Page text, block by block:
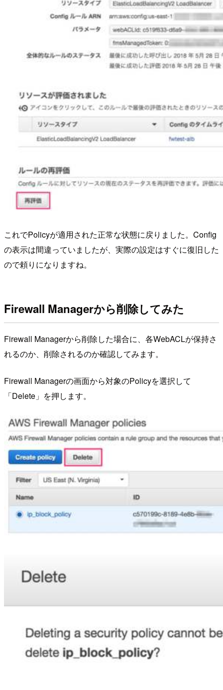
これでPolicyが適用された正常な状態に戻りました。Config
の表示は間違っていましたが、実際の設定はすぐに復旧した
ので頼りになりますね。
Firewall Managerから削除してみた
Firewall Managerから削除した場合に、各WebACLが保持さ
れるのか、削除されるのか確認してみます。
Firewall Managerの画面から対象のPolicyを選択して
「Delete」を押します。